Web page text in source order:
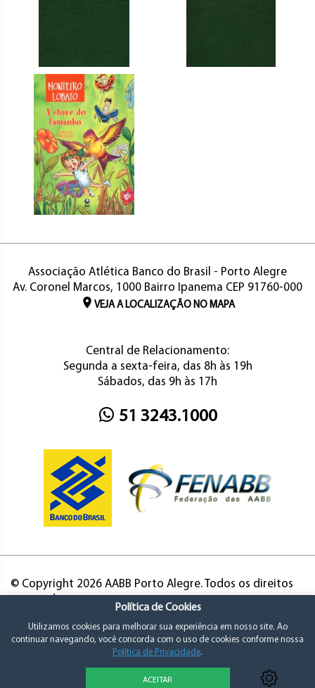
Associação Atlética Banco do Brasil - Porto Alegre
Av. Coronel Marcos, 1000 Bairro Ipanema CEP 91760-000
VEJA A LOCALIZAÇÃO NO MAPA
Central de Relacionamento:
Segunda a sexta-feira, das 8h às 19h
Sábados, das 9h às 17h
51 3243.1000
© Copyright 2026 AABB Porto Alegre. Todos os direitos
Política de Cookies
Utilizamos cookies para melhorar sua experiência em nosso site. Ao
continuar navegando, você concorda com o uso de cookies conforme nossa
Política de Privacidade.
ACEITAR